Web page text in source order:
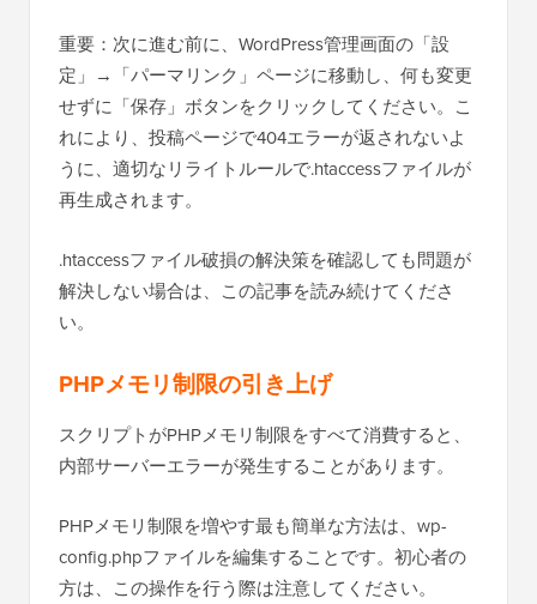
重要：次に進む前に、WordPress管理画面の「設
定」→「パーマリンク」ページに移動し、何も変更
せずに「保存」ボタンをクリックしてください。こ
れにより、投稿ページで404エラーが返されないよ
うに、適切なリライトルールで.htaccessファイルが
再生成されます。
.htaccessファイル破損の解決策を確認しても問題が
解決しない場合は、この記事を読み続けてくださ
い。
PHPメモリ制限の引き上げ
スクリプトがPHPメモリ制限をすべて消費すると、
内部サーバーエラーが発生することがあります。
PHPメモリ制限を増やす最も簡単な方法は、wp-
config.phpファイルを編集することです。初心者の
方は、この操作を行う際は注意してください。